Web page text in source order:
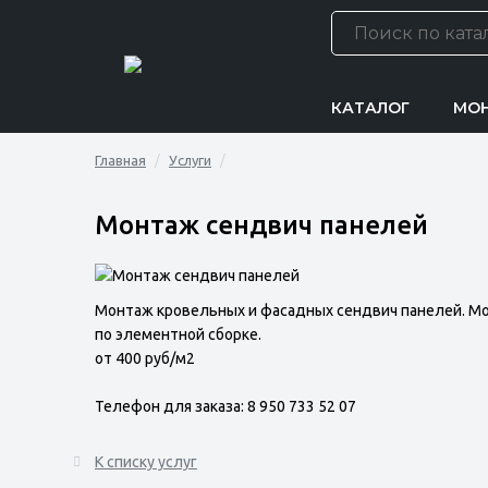
КАТАЛОГ
Главная Услуги
Монтаж сендвич панелей
Монтаж кровельных и фасадных сендвич панелей.
по элементной сборке.
от 400 руб/м2
Телефон для заказа: 8 950 733 52 07
К списку услуг